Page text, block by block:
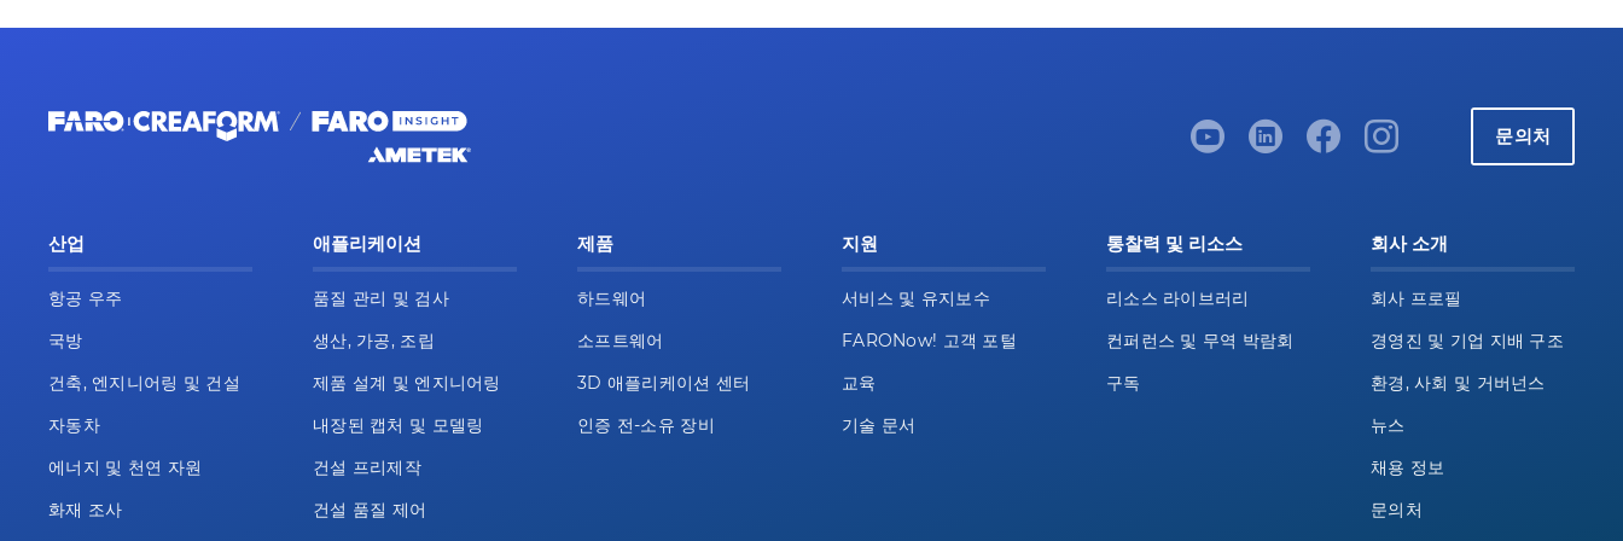
문의처
산업
항공 우주
국방
건축, 엔지니어링 및 건설
자동차
에너지 및 천연 자원
화재 조사
애플리케이션
품질 관리 및 검사
생산, 가공, 조립
제품 설계 및 엔지니어링
내장된 캡처 및 모델링
건설 프리제작
건설 품질 제어
제품
하드웨어
소프트웨어
3D 애플리케이션 센터
인증 전-소유 장비
지원
서비스 및 유지보수
FARONow! 고객 포털
교육
기술 문서
통찰력 및 리소스
리소스 라이브러리
컨퍼런스 및 무역 박람회
구독
회사 소개
회사 프로필
경영진 및 기업 지배 구조
환경, 사회 및 거버넌스
뉴스
채용 정보
문의처